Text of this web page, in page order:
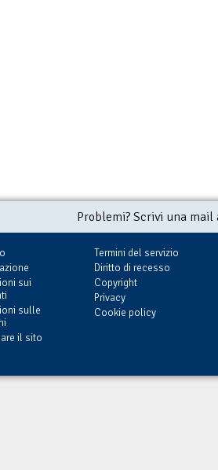
Problemi? Scrivi una
sui
sulle
il sito
Termini del servizio
Diritto di recesso
Copyright
Privacy
Cookie policy